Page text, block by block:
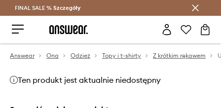
Oszczędzaj z Answear Club >
FINAL SALE % Szczegóły
Answear Ona Odzież Topy i t-shirty Z krótkim rękawem
Ten produkt jest aktualnie niedostępny